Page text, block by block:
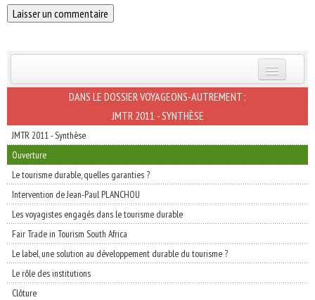
INSCRIVEZ-VOUS | ABONNEZ-VOUS
DANS LE DOSSIER VOYAGEONS-AUTREMENT :
JMTR 2011 - SYNTHÈSE
JMTR 2011 - Synthèse
Ouverture
Le tourisme durable, quelles garanties ?
Intervention de Jean-Paul PLANCHOU
Les voyagistes engagés dans le tourisme durable
Fair Trade in Tourism South Africa
Le label, une solution au développement durable du tourisme ?
Le rôle des institutions
Clôture